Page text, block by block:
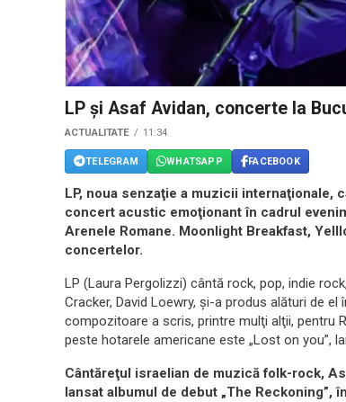
LP şi Asaf Avidan, concerte la
ACTUALITATE 11:34
TELEGRAM WHATSAPP FACEBOOK
LP, noua senzaţie a muzicii internaţionale,
concert acustic emoţionant în cadrul
Arenele Romane. Moonlight Breakfast,
concertelor.
LP (Laura Pergolizzi) cântă rock, pop, indie
Cracker, David Loewry, şi-a produs alături de
compozitoare a scris, printre mulţi alţii, pentru
peste hotarele americane este „Lost on you”,
Cântăreţul israelian de muzică folk-rock,
lansat albumul de debut „The Reckoning”,